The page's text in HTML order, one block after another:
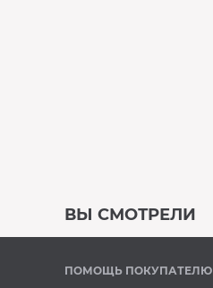
ВЫ СМОТРЕЛИ
ПОМОЩЬ ПОКУПАТЕЛЮ